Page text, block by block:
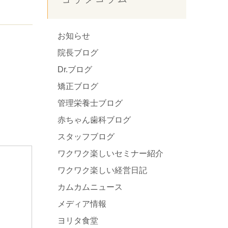
お知らせ
院長ブログ
Dr.ブログ
矯正ブログ
管理栄養士ブログ
赤ちゃん歯科ブログ
スタッフブログ
ワクワク楽しいセミナー紹介
ワクワク楽しい経営日記
カムカムニュース
メディア情報
ヨリタ食堂